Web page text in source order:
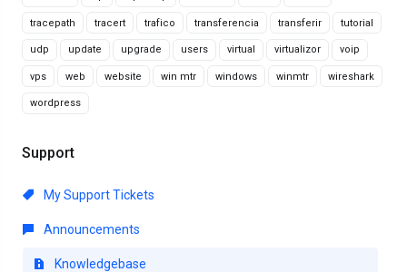
tracepath tracert trafico transferencia transferir tutorial
udp update upgrade users virtual virtualizor voip
vps web website win mtr windows winmtr wireshark
wordpress
Support
My Support Tickets
Announcements
Knowledgebase